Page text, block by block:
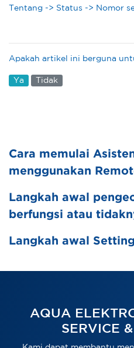
Tentang -> Status -> Nomor
Apakah artikel ini berguna
Ya Tidak
Cara memulai
menggunakan
Langkah awal
berfungsi atau
Langkah awal
AQUA
SERVICE &